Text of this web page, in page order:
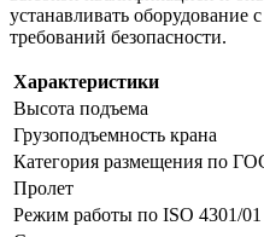
устанавливать оборудование
требований безопасности.
Характеристики
Высота подъема
Грузоподъемность крана
Категория размещения по
Пролет
Режим работы по ISO 4301/01